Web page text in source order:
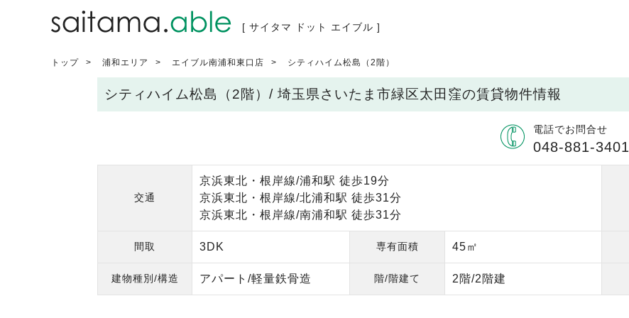
[ サイタマ ドット エイブル ]
トップ 浦和エリア エイブル南浦和東口店 シティハイム松島（2階）
シティハイム松島（2階）/ 埼玉県さいたま市緑区太田窪の賃貸物件情報
電話でお問合せ
048-881-3401
交通
京浜東北・根岸線/浦和駅 徒歩19分
京浜東北・根岸線/北浦和駅 徒歩31分
京浜東北・根岸線/南浦和駅 徒歩31分
間取 3DK 専有面積 45㎡
建物種別/構造 アパート/軽量鉄骨造 階/階建て 2階/2階建